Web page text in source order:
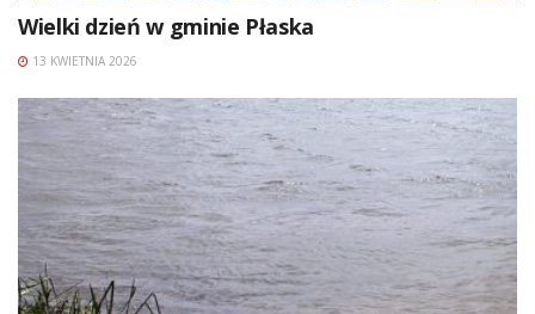
Wielki dzień w gminie Płaska
13 KWIETNIA 2026